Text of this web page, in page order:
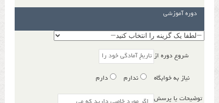
دوره آموزشی
شروع دوره از
نیاز به خوابگاه ندارم دارم
توضیحات یا پرسش